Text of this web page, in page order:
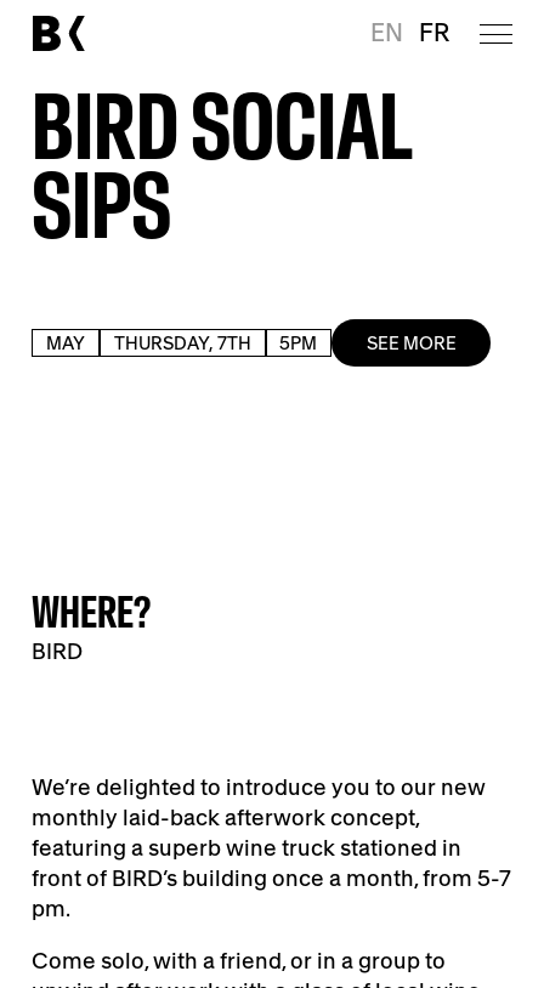
EN FR
BIRD SOCIAL
SIPS
MAY THURSDAY, 7TH 5PM SEE MORE
WHERE?
BIRD
We’re delighted to introduce you to our new
monthly laid-back afterwork concept,
featuring a superb wine truck stationed in
front of BIRD’s building once a month, from 5-7
pm.
Come solo, with a friend, or in a group to